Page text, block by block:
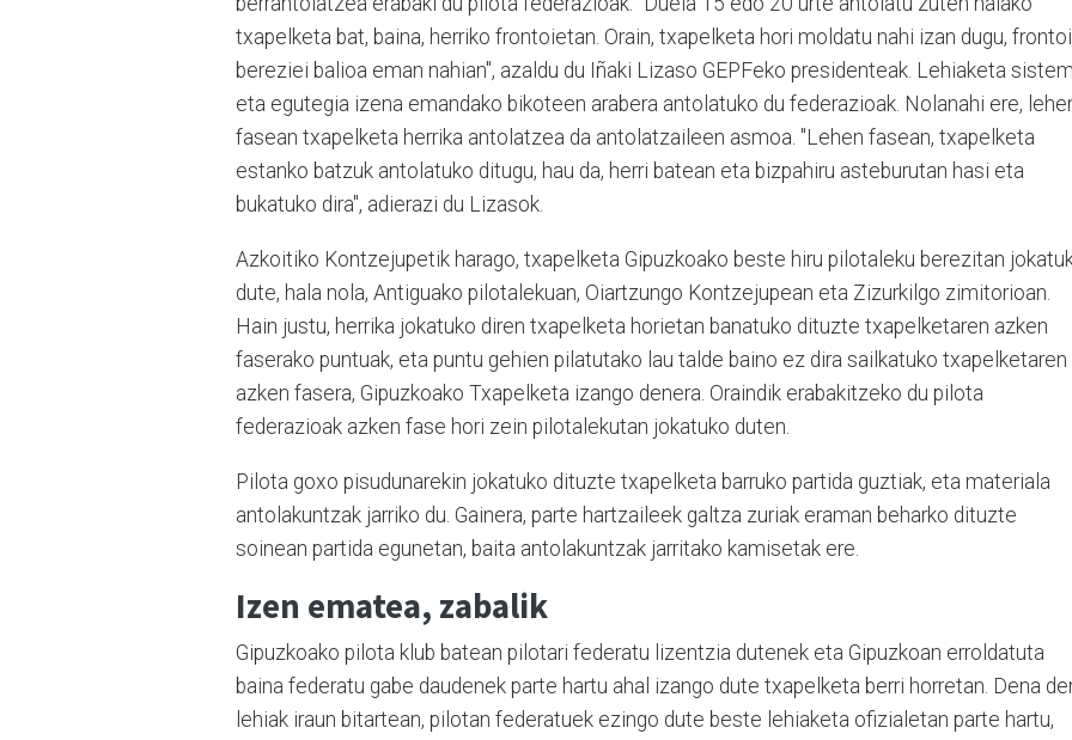
txapelketa bat, baina, herriko frontoietan. Orain, txapelketa hori moldatu nahi izan dugu, frontoi
bereziei balioa eman nahian", azaldu du Iñaki Lizaso GEPFeko presidenteak. Lehiaketa
eta egutegia izena emandako bikoteen arabera antolatuko du federazioak. Nolanahi ere,
fasean txapelketa herrika antolatzea da antolatzaileen asmoa. "Lehen fasean, txapelketa
estanko batzuk antolatuko ditugu, hau da, herri batean eta bizpahiru asteburutan hasi eta
bukatuko dira", adierazi du Lizasok.
Azkoitiko Kontzejupetik harago, txapelketa Gipuzkoako beste hiru pilotaleku berezitan
dute, hala nola, Antiguako pilotalekuan, Oiartzungo Kontzejupean eta Zizurkilgo zimitorioan.
Hain justu, herrika jokatuko diren txapelketa horietan banatuko dituzte txapelketaren azken
faserako puntuak, eta puntu gehien pilatutako lau talde baino ez dira sailkatuko txapelketaren
azken fasera, Gipuzkoako Txapelketa izango denera. Oraindik erabakitzeko du pilota
federazioak azken fase hori zein pilotalekutan jokatuko duten.
Pilota goxo pisudunarekin jokatuko dituzte txapelketa barruko partida guztiak, eta materiala
antolakuntzak jarriko du. Gainera, parte hartzaileek galtza zuriak eraman beharko dituzte
soinean partida egunetan, baita antolakuntzak jarritako kamisetak ere.
Izen ematea, zabalik
Gipuzkoako pilota klub batean pilotari federatu lizentzia dutenek eta Gipuzkoan erroldatuta
baina federatu gabe daudenek parte hartu ahal izango dute txapelketa berri horretan. Dena
lehiak iraun bitartean, pilotan federatuek ezingo dute beste lehiaketa ofizialetan parte hartu,